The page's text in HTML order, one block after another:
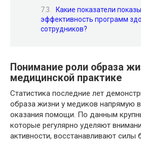
Какие показатели
эффективность программ
сотрудников?
Понимание роли образа
медицинской практике
Статистика последние лет
образа жизни у медиков напрямую
оказания помощи. По данным
которые регулярно уделяют
активности, восстанавливают силы